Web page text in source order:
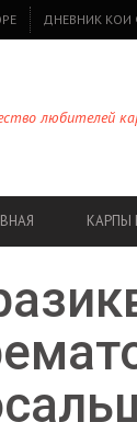
ДНЕВНИК КОИ
КАРПЫ